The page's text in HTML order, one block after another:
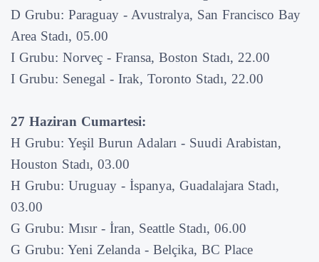
D Grubu: Paraguay - Avustralya, San Francisco Bay
Area Stadı, 05.00
I Grubu: Norveç - Fransa, Boston Stadı, 22.00
I Grubu: Senegal - Irak, Toronto Stadı, 22.00
27 Haziran Cumartesi:
H Grubu: Yeşil Burun Adaları - Suudi Arabistan,
Houston Stadı, 03.00
H Grubu: Uruguay - İspanya, Guadalajara Stadı,
03.00
G Grubu: Mısır - İran, Seattle Stadı, 06.00
G Grubu: Yeni Zelanda - Belçika, BC Place